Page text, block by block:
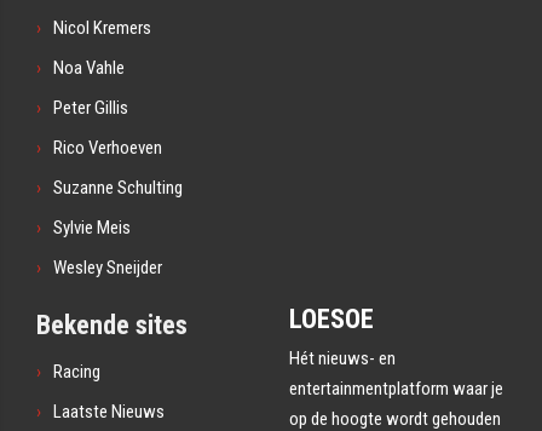
Nicol Kremers
Noa Vahle
Peter Gillis
Rico Verhoeven
Suzanne Schulting
Sylvie Meis
Wesley Sneijder
Bekende sites
Racing
Laatste Nieuws
LOESOE
Hét nieuws- en
entertainmentplatform waar je
op de hoogte wordt gehouden